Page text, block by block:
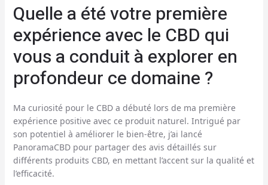
Quelle a été votre première
expérience avec le CBD qui
vous a conduit à explorer en
profondeur ce domaine ?
Ma curiosité pour le CBD a débuté lors de ma première
expérience positive avec ce produit naturel. Intrigué par
son potentiel à améliorer le bien-être, j’ai lancé
PanoramaCBD pour partager des avis détaillés sur
différents produits CBD, en mettant l’accent sur la qualité et
l’efficacité.